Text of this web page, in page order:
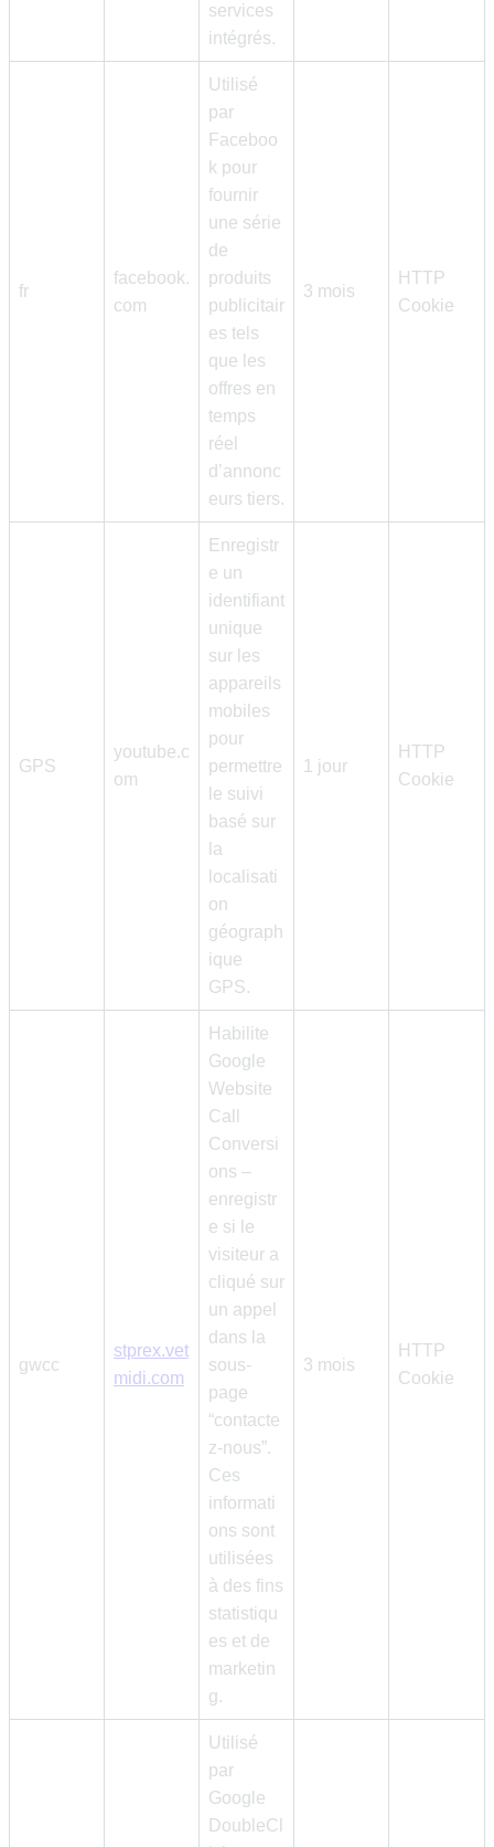
services
intégrés.
fr
facebook.
com
Utilisé
par
Faceboo
k pour
fournir
une série
de
produits
publicitair
es tels
que les
offres en
temps
réel
d’annonc
eurs tiers.
3 mois
HTTP
Cookie
GPS
youtube.c
om
Enregistr
e un
identifiant
unique
sur les
appareils
mobiles
pour
permettre
le suivi
basé sur
la
localisati
on
géograph
ique
GPS.
1 jour
HTTP
Cookie
gwcc
stprex.vet
midi.com
Habilite
Google
Website
Call
Conversi
ons –
enregistr
e si le
visiteur a
cliqué sur
un appel
dans la
sous-
page
“contacte
z-nous”.
Ces
informati
ons sont
utilisées
à des fins
statistiqu
es et de
marketin
g.
3 mois
HTTP
Cookie
Utilisé
par
Google
DoubleCl